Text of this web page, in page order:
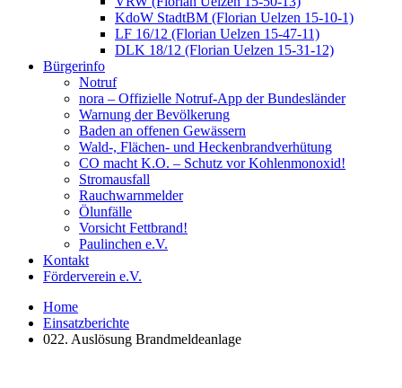
KdoW StadtBM (Florian Uelzen 15-10-1)
LF 16/12 (Florian Uelzen 15-47-11)
DLK 18/12 (Florian Uelzen 15-31-12)
Bürgerinfo
Notruf
nora – Offizielle Notruf-App der Bundesländer
Warnung der Bevölkerung
Baden an offenen Gewässern
Wald-, Flächen- und Heckenbrandverhütung
CO macht K.O. – Schutz vor Kohlenmonoxid!
Stromausfall
Rauchwarnmelder
Ölunfälle
Vorsicht Fettbrand!
Paulinchen e.V.
Kontakt
Förderverein e.V.
Home
Einsatzberichte
022. Auslösung Brandmeldeanlage